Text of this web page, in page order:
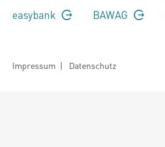
easybank BAWAG
Impressum | Datenschutz